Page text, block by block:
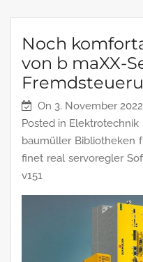
Noch
von b maXX-
On 3. November 2022
Posted in Elektrotechnik
baumüller Bibliotheken
finet real servoregler
v151